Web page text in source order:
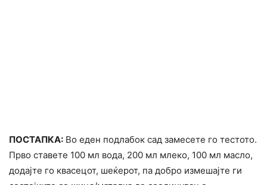
ПОСТАПКА: Во еден подлабок сад замесете го тестото.
Прво ставете 100 мл вода, 200 мл млеко, 100 мл масло,
додајте го квасецот, шеќерот, па добро измешајте ги